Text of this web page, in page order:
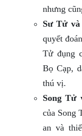
nhưng
Sư Tử
quyết
Tử đụng
Bọ Cạp,
thú vị.
Song Tử
của Song
an và